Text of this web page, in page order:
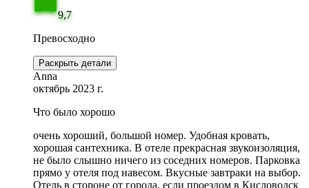
9,7
Превосходно
Раскрыть детали
Anna
октябрь 2023 г.
Что было хорошо
очень хороший, большой номер. Удобная кровать,
хорошая сантехника. В отеле прекрасная звукоизоляция,
не было слышно ничего из соседних номеров. Парковка
прямо у отеля под навесом. Вкусные завтраки на выбор.
Отель в стороне от города, если проездом в Кисловодск